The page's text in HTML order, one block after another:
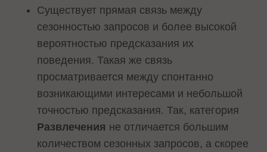
Существует прямая связь между
сезонностью запросов и более высокой
вероятностью предсказания их
поведения. Такая же связь
просматривается между спонтанно
возникающими интересами и небольшой
точностью предсказания. Так, категория
Развлечения не отличается большим
количеством сезонных запросов, а скорее